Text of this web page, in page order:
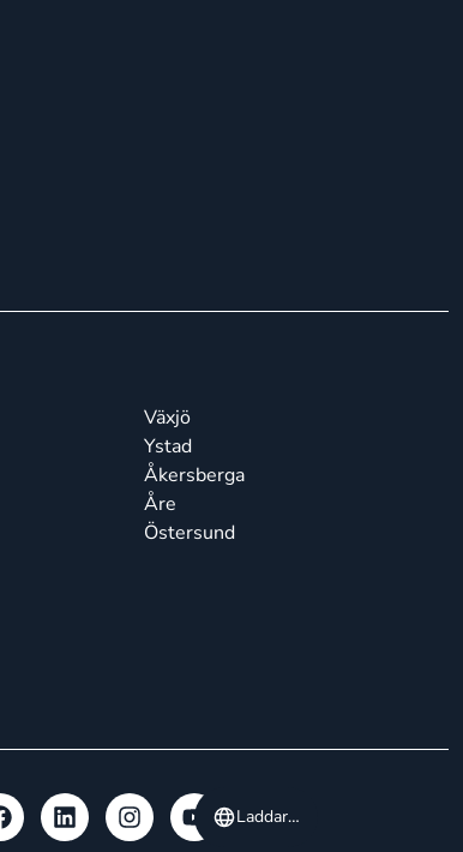
Växjö
Ystad
Åkersberga
Åre
Östersund
Laddar…